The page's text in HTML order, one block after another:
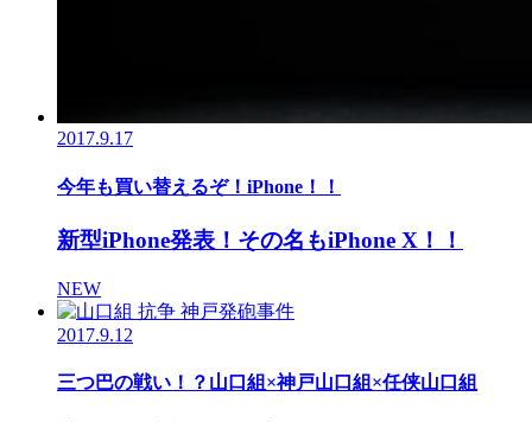
2017.9.17
今年も買い替えるぞ！iPhone！！
新型iPhone発表！その名もiPhone X！！
NEW
2017.9.12
三つ巴の戦い！？山口組×神戸山口組×任侠山口組